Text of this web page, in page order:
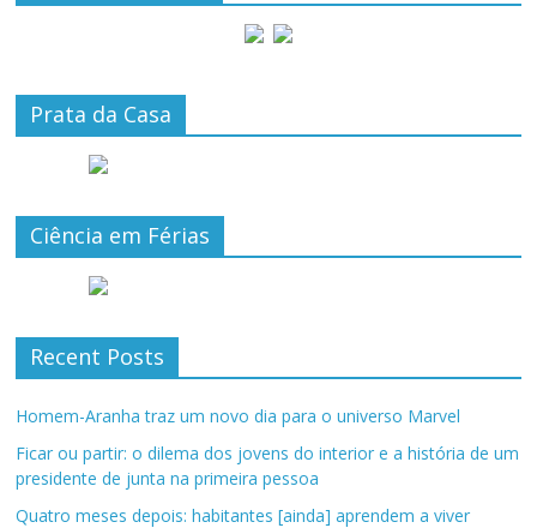
Prata da Casa
Ciência em Férias
Recent Posts
Homem-Aranha traz um novo dia para o universo Marvel
Ficar ou partir: o dilema dos jovens do interior e a história de um
presidente de junta na primeira pessoa
Quatro meses depois: habitantes [ainda] aprendem a viver